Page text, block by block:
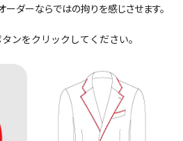
ーダーならではの拘りを感じさせます。
ンをクリックしてください。